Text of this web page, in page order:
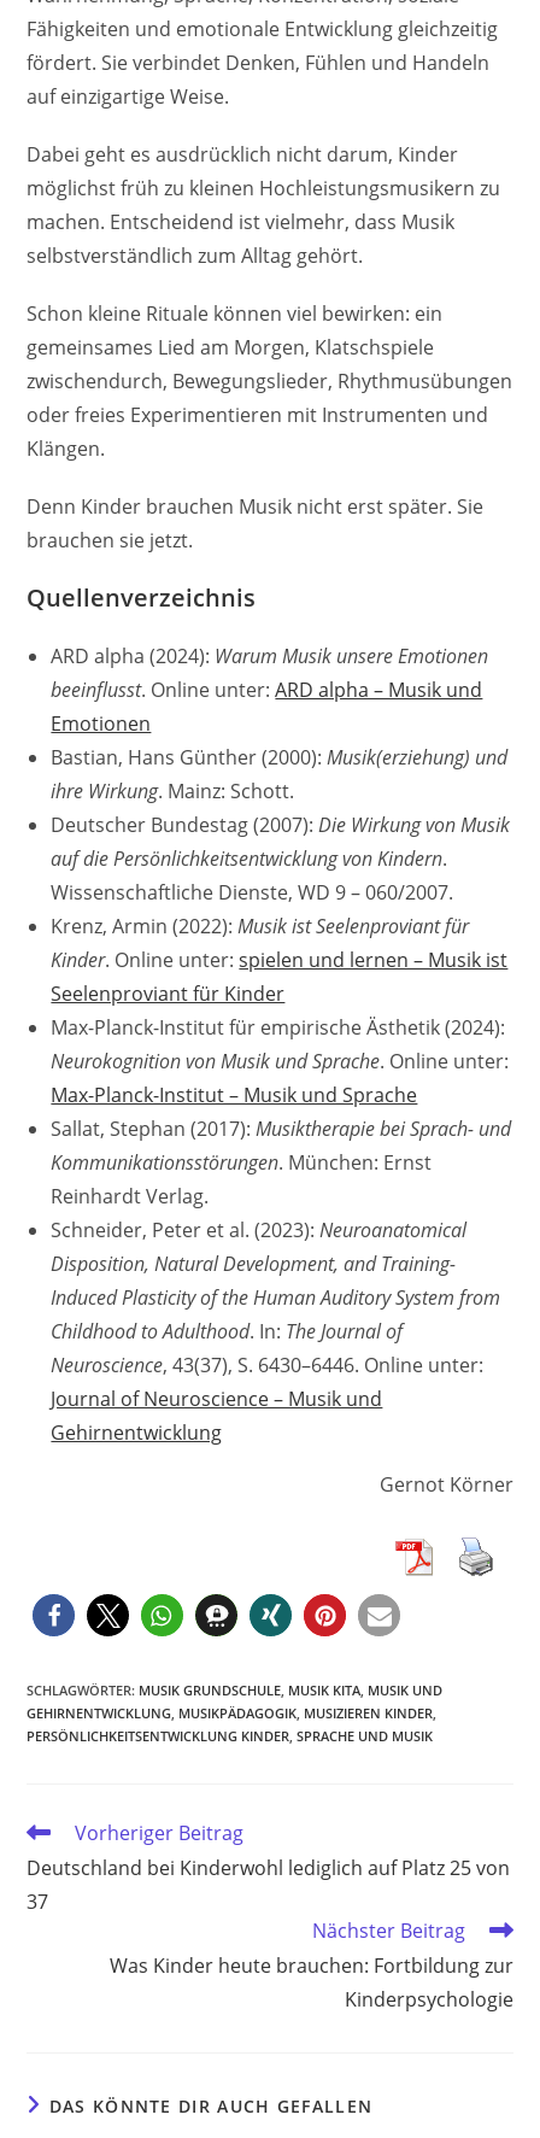
Fähigkeiten und emotionale Entwicklung gleichzeitig
fördert. Sie verbindet Denken, Fühlen und Handeln
auf einzigartige Weise.
Dabei geht es ausdrücklich nicht darum, Kinder
möglichst früh zu kleinen Hochleistungsmusikern zu
machen. Entscheidend ist vielmehr, dass Musik
selbstverständlich zum Alltag gehört.
Schon kleine Rituale können viel bewirken: ein
gemeinsames Lied am Morgen, Klatschspiele
zwischendurch, Bewegungslieder, Rhythmusübungen
oder freies Experimentieren mit Instrumenten und
Klängen.
Denn Kinder brauchen Musik nicht erst später. Sie
brauchen sie jetzt.
Quellenverzeichnis
ARD alpha (2024): Warum Musik unsere Emotionen
beeinflusst. Online unter:ARD alpha – Musik und
Emotionen
Bastian, Hans Günther (2000):Musik(erziehung) und
ihre Wirkung. Mainz: Schott.
Deutscher Bundestag (2007):Die Wirkung von Musik
auf die Persönlichkeitsentwicklung von Kindern.
Wissenschaftliche Dienste, WD 9 – 060/2007.
Krenz, Armin (2022):Musik ist Seelenproviant für
Kinder. Online unter:spielen und lernen – Musik ist
Seelenproviant für Kinder
Max-Planck-Institut für empirische Ästhetik (2024):
Neurokognition von Musik und Sprache. Online unter:
Max-Planck-Institut – Musik und Sprache
Sallat, Stephan (2017):Musiktherapie bei Sprach- und
Kommunikationsstörungen. München: Ernst
Reinhardt Verlag.
Schneider, Peter et al. (2023):Neuroanatomical
Disposition, Natural Development, and Training-
Induced Plasticity of the Human Auditory System from
Childhood to Adulthood. In: The Journal of
Neuroscience, 43(37), S. 6430–6446. Online unter:
Journal of Neuroscience – Musik und
Gehirnentwicklung
Gernot Körner
SCHLAGWÖRTER: MUSIK GRUNDSCHULE MUSIK KITA MUSIK UND
GEHIRNENTWICKLUNG MUSIKPÄDAGOGIK MUSIZIEREN KINDER
PERSÖNLICHKEITSENTWICKLUNG KINDER SPRACHE UND MUSIK
Weitere
ansehen
Vorheriger Beitrag
Deutschland bei Kinderwohl lediglich auf Platz 25 von
37
Nächster Beitrag
Was Kinder heute brauchen: Fortbildung zur
Kinderpsychologie
DAS KÖNNTE DIR AUCH GEFALLEN